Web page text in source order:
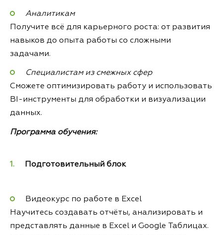
Аналитикам
Получите всё для карьерного роста: от развития
навыков до опыта работы со сложными
задачами.
Специалистам из смежных сфер
Сможете оптимизировать работу и использовать
BI-инструменты для обработки и визуализации
данных.
Программа обучения:
Подготовительный блок
Видеокурс по работе в Excel
Научитесь создавать отчёты, анализировать и
представлять данные в Excel и Google Таблицах.